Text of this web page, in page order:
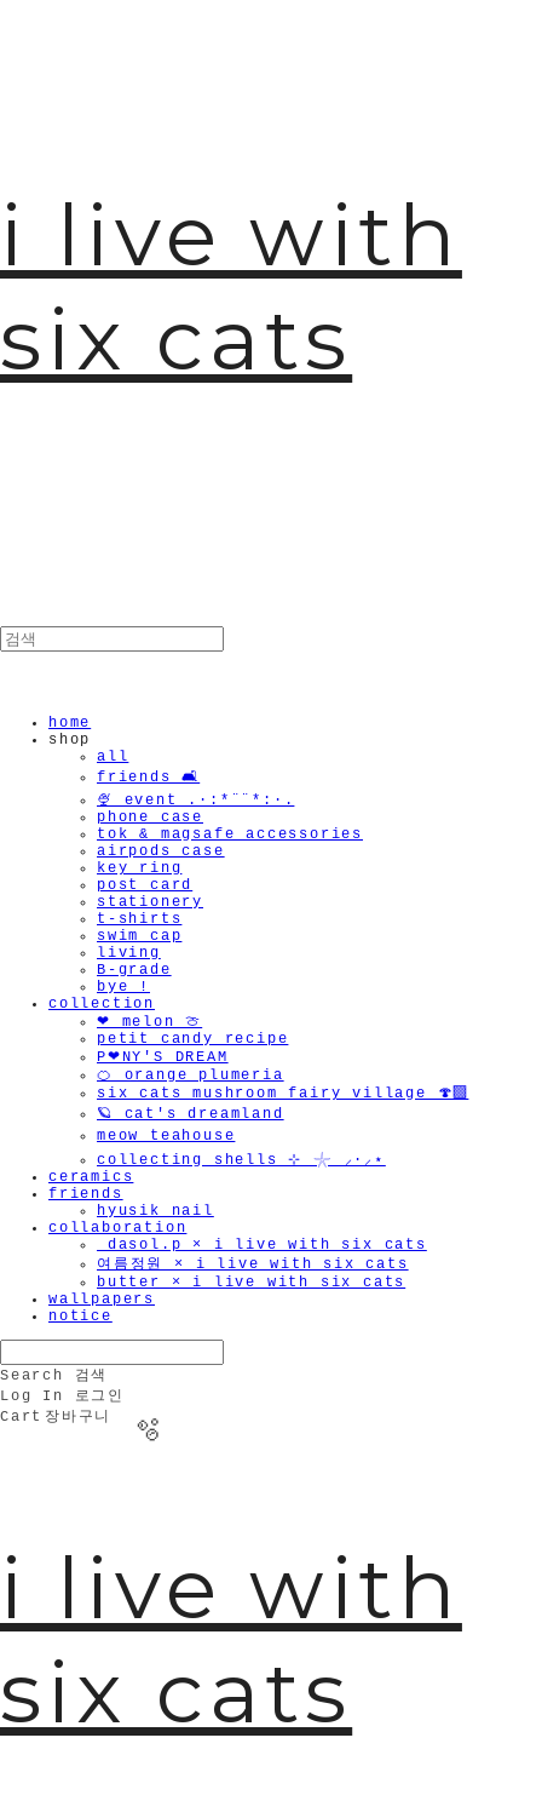
i live with
six cats
home
shop
all
friends 🛋️
🍨 event .·:*¨¨*:·.
phone case
tok & magsafe accessories
airpods case
key ring
post card
stationery
t-shirts
swim cap
living
B-grade
bye !
collection
❤︎ melon 🍈
petit candy recipe
P❤︎NY'S DREAM
🍊 orange plumeria
six cats mushroom fairy village 🍄‍🟫
🪐 cat's dreamland
meow teahouse
collecting shells ⊹ 𓇼 ⸝·⸝⋆
ceramics
friends
hyusik_nail
collaboration
_dasol.p × i live with six cats
여름정원 × i live with six cats
butter × i live with six cats
wallpapers
notice
Search
검색
Log In
로그인
Cart 장바구니
i live with
six cats